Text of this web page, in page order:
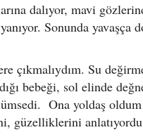
dalıyor, mavi
Sonunda
çıkmalıydım. Su
bebeği, sol elinde
Ona yoldaş
güzelliklerini